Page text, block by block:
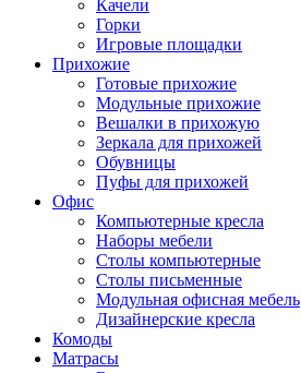
Качели
Горки
Игровые площадки
Прихожие
Готовые прихожие
Модульные прихожие
Вешалки в прихожую
Зеркала для прихожей
Обувницы
Пуфы для прихожей
Офис
Компьютерные кресла
Наборы мебели
Столы компьютерные
Столы письменные
Модульная офисная мебель
Дизайнерские кресла
Комоды
Матрасы